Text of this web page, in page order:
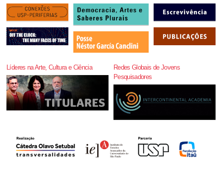
Líderes na Arte, Cultura e Ciência
Redes Globais de Jovens
Pesquisadores